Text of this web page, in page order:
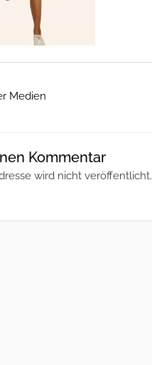
Medien
Kommentar
wird nicht veröffentlicht.